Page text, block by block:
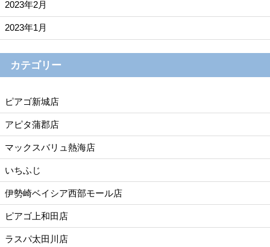
2023年2月
2023年1月
カテゴリー
ピアゴ新城店
アピタ蒲郡店
マックスバリュ熱海店
いちふじ
伊勢崎ベイシア西部モール店
ピアゴ上和田店
ラスパ太田川店